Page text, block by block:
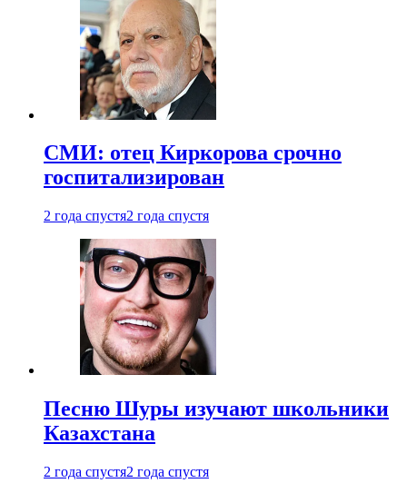
СМИ: отец Киркорова срочно
госпитализирован
2 года спустя2 года спустя
Песню Шуры изучают школьники
Казахстана
2 года спустя2 года спустя